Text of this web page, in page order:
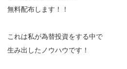
無料配布します！！
これは私が為替投資をする中で
生み出したノウハウです！